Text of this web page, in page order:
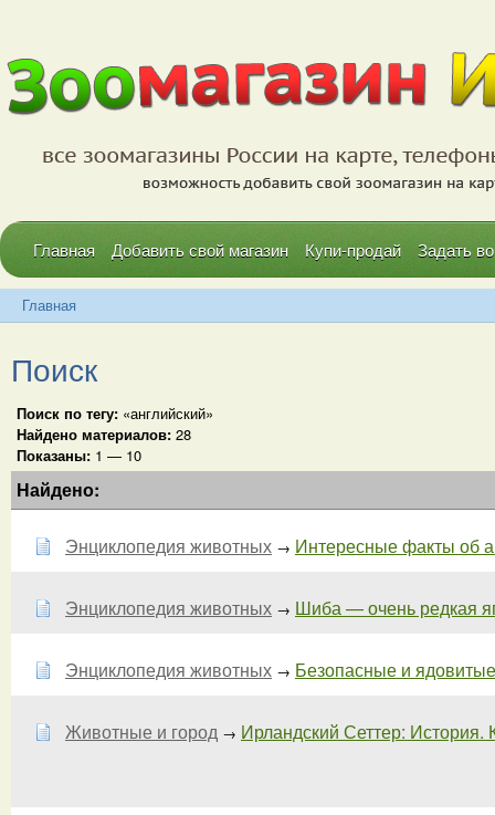
Главная Добавить свой магазин Купи-продай Задать
Главная
Поиск
Поиск по тегу: «английский»
Найдено материалов: 28
Показаны: 1 — 10
Найдено:
Энциклопедия животных → Интересные факты об
Энциклопедия животных → Шиба — очень редкая
Энциклопедия животных → Безопасные и
Животные и город → Ирландский Сеттер: